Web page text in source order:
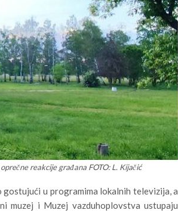
reakcije građana FOTO: L. Kijačić
u programima lokalnih televizija, a
muzej i Muzej vazduhoplovstva ustupaju